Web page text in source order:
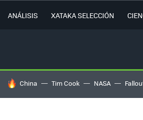
ANÁLISIS XATAKA SELECCIÓN
HOY SE HABLA DE
China Tim Cook NASA